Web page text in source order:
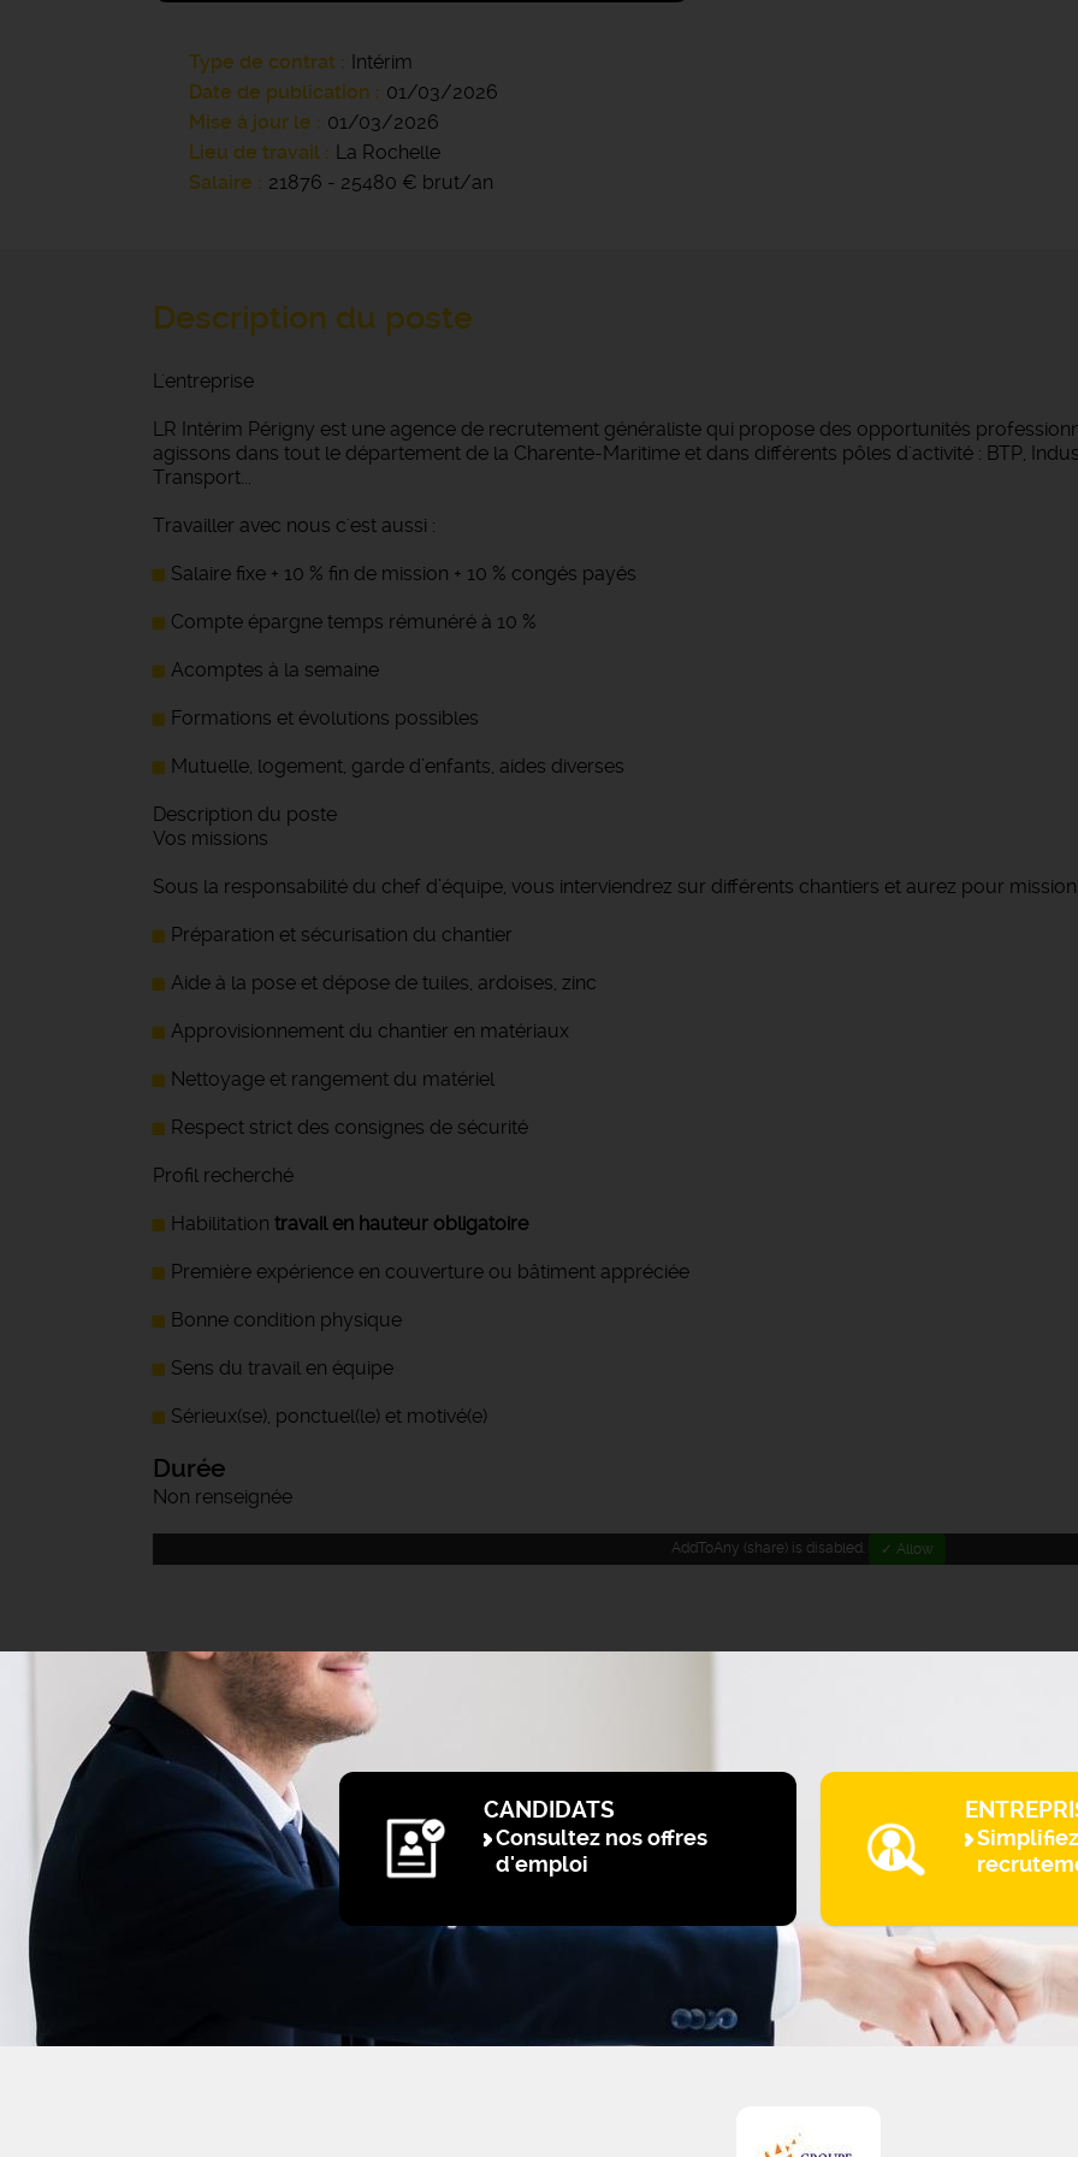
Type de contrat
Intérim
Date de publication
01/03/2026
Mise à jour le
01/03/2026
Lieu de travail
La Rochelle
Salaire
21876 - 25480 € brut/an
Description du poste
L'entreprise
LR Intérim Périgny est une agence de recrutement généraliste qui propose des opportunités
agissons dans tout le département de la Charente-Maritime et dans différents pôles d'activité : BTP,
Transport...
Travailler avec nous c'est aussi :
Salaire fixe + 10 % fin de mission + 10 % congés payés
Compte épargne temps rémunéré à 10 %
Acomptes à la semaine
Formations et évolutions possibles
Mutuelle, logement, garde d’enfants, aides diverses
Description du poste
Vos missions
Sous la responsabilité du chef d’équipe, vous interviendrez sur différents chantiers et aurez pour
Préparation et sécurisation du chantier
Aide à la pose et dépose de tuiles, ardoises, zinc
Approvisionnement du chantier en matériaux
Nettoyage et rangement du matériel
Respect strict des consignes de sécurité
Profil recherché
Habilitation travail en hauteur obligatoire
Première expérience en couverture ou bâtiment appréciée
Bonne condition physique
Sens du travail en équipe
Sérieux(se), ponctuel(le) et motivé(e)
Durée
Non renseignée
AddToAny (share) is disabled. ✓ Allow
CANDIDATS
Consultez nos offres
d'emploi